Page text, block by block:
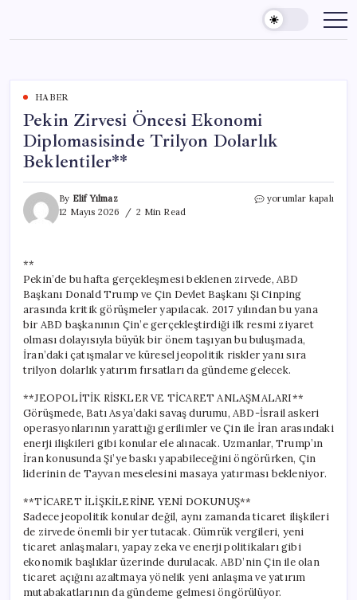
content
HABER
Pekin Zirvesi Öncesi Ekonomi
Diplomasisinde Trilyon Dolarlık
Beklentiler**
By Elif Yılmaz
12 Mayıs 2026
2 Min Read
Pekin
Dolarlık
Beklentiler**
için
yorumlar kapalı
**
Pekin’de bu hafta gerçekleşmesi beklenen zirvede, ABD
Başkanı Donald Trump ve Çin Devlet Başkanı Şi Cinping
arasında kritik görüşmeler yapılacak. 2017 yılından bu yana
bir ABD başkanının Çin’e gerçekleştirdiği ilk resmi ziyaret
olması dolayısıyla büyük bir önem taşıyan bu buluşmada,
İran’daki çatışmalar ve küresel jeopolitik riskler yanı sıra
trilyon dolarlık yatırım fırsatları da gündeme gelecek.
**JEOPOLİTİK RİSKLER VE TİCARET ANLAŞMALARI**
Görüşmede, Batı Asya’daki savaş durumu, ABD-İsrail askeri
operasyonlarının yarattığı gerilimler ve Çin ile İran arasındaki
enerji ilişkileri gibi konular ele alınacak. Uzmanlar, Trump’ın
İran konusunda Şi’ye baskı yapabileceğini öngörürken, Çin
liderinin de Tayvan meselesini masaya yatırması bekleniyor.
**TİCARET İLİŞKİLERİNE YENİ DOKUNUŞ**
Sadece jeopolitik konular değil, aynı zamanda ticaret ilişkileri
de zirvede önemli bir yer tutacak. Gümrük vergileri, yeni
ticaret anlaşmaları, yapay zeka ve enerji politikaları gibi
ekonomik başlıklar üzerinde durulacak. ABD’nin Çin ile olan
ticaret açığını azaltmaya yönelik yeni anlaşma ve yatırım
mutabakatlarının da gündeme gelmesi öngörülüyor.